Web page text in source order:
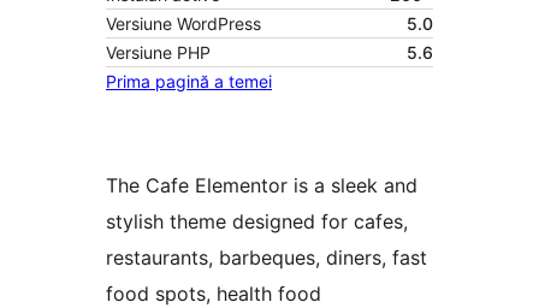
Versiune WordPress
5.0
Versiune PHP
5.6
Prima pagină a temei
The Cafe Elementor is a sleek and
stylish theme designed for cafes,
restaurants, barbeques, diners, fast
food spots, health food